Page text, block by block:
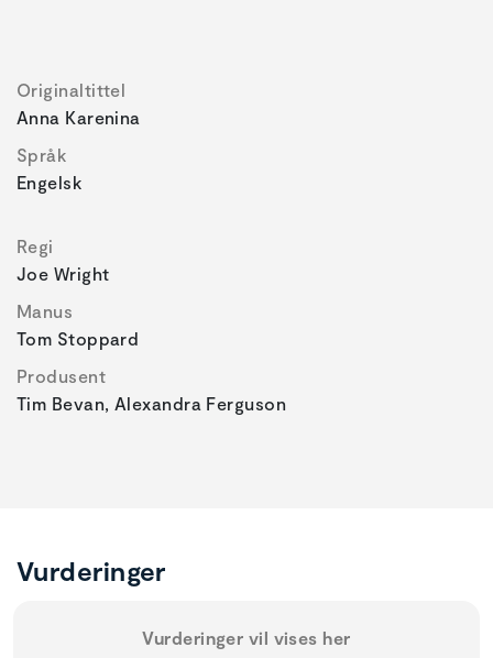
Originaltittel
Anna Karenina
Språk
Engelsk
Regi
Joe Wright
Manus
Tom Stoppard
Produsent
Tim Bevan, Alexandra Ferguson
Vurderinger
Vurderinger vil vises her